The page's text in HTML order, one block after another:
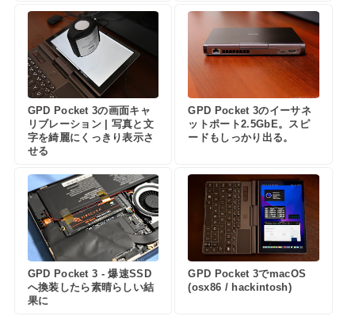
GPD Pocket 3の画面キャ
リブレーション | 写真と文
字を綺麗にくっきり表示さ
せる
GPD Pocket 3のイーサネ
ットポート2.5GbE。スピ
ードもしっかり出る。
GPD Pocket 3 - 爆速SSD
へ換装したら素晴らしい結
果に
GPD Pocket 3でmacOS
(osx86 / hackintosh)